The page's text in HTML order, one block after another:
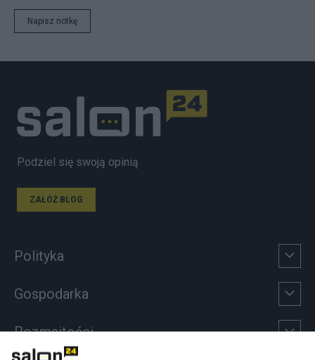
Napisz notkę
Podziel się swoją opinią
ZAŁÓŻ BLOG
Polityka
Gospodarka
Rozmaitości